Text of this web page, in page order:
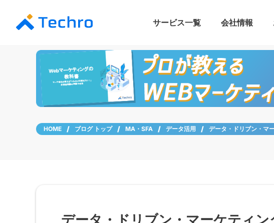
サービス一覧 会社情報
HOME ブログ トップ MA・SFA データ活用 データ・ドリブン・マ